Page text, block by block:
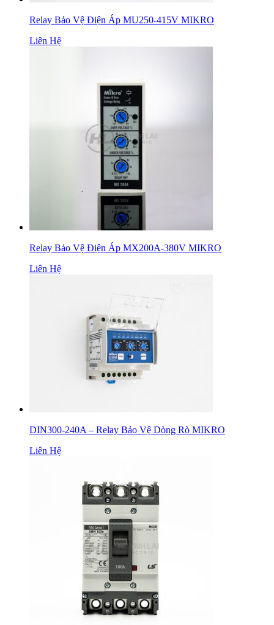
Relay Bảo Vệ Điện Áp MU250-415V MIKRO
Liên Hệ
Relay Bảo Vệ Điện Áp MX200A-380V MIKRO
Liên Hệ
DIN300-240A – Relay Bảo Vệ Dòng Rò MIKRO
Liên Hệ